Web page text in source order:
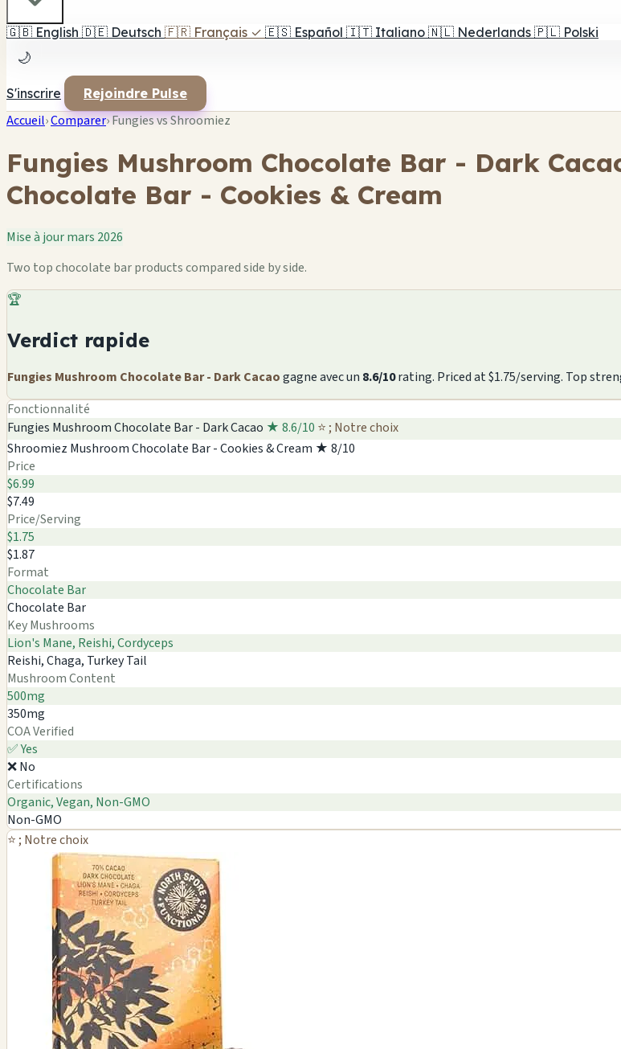
🇬🇧 English 🇩🇪 Deutsch 🇫🇷 Français ✓ 🇪🇸 Español 🇮🇹 Italiano 🇳🇱 Nederlands 🇵🇱 Polski
🌙
S'inscrire Rejoindre Pulse
Accueil›Comparer›Fungies vs Shroomiez
Fungies Mushroom Chocolate Bar - Dark
Chocolate Bar - Cookies & Cream
Mise à jour mars 2026
Two top chocolate bar products compared side by side.
🏆
Verdict rapide
Fungies Mushroom Chocolate Bar - Dark Cacaogagne avec un 8.6/10rating. Priced at $1.75/serving. Top
Fonctionnalité
Fungies Mushroom Chocolate Bar - Dark Cacao ★ 8.6/10 ⭐ ; Notre choix
Shroomiez Mushroom Chocolate Bar - Cookies & Cream ★ 8/10
Price
$6.99
$7.49
Price/Serving
$1.75
$1.87
Format
Chocolate Bar
Chocolate Bar
Key Mushrooms
Lion's Mane, Reishi, Cordyceps
Reishi, Chaga, Turkey Tail
Mushroom Content
500mg
350mg
COA Verified
✅ Yes
❌ No
Certifications
Organic, Vegan, Non-GMO
Non-GMO
⭐ ; Notre choix